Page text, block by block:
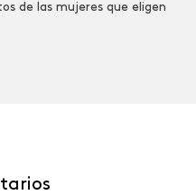
de las mujeres que eligen